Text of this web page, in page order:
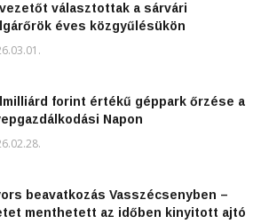
választottak a sárvári
éves közgyűlésükön
forint értékű géppark őrzése a
Napon
beavatkozás Vasszécsenyben –
menthetett az időben kinyitott ajtó